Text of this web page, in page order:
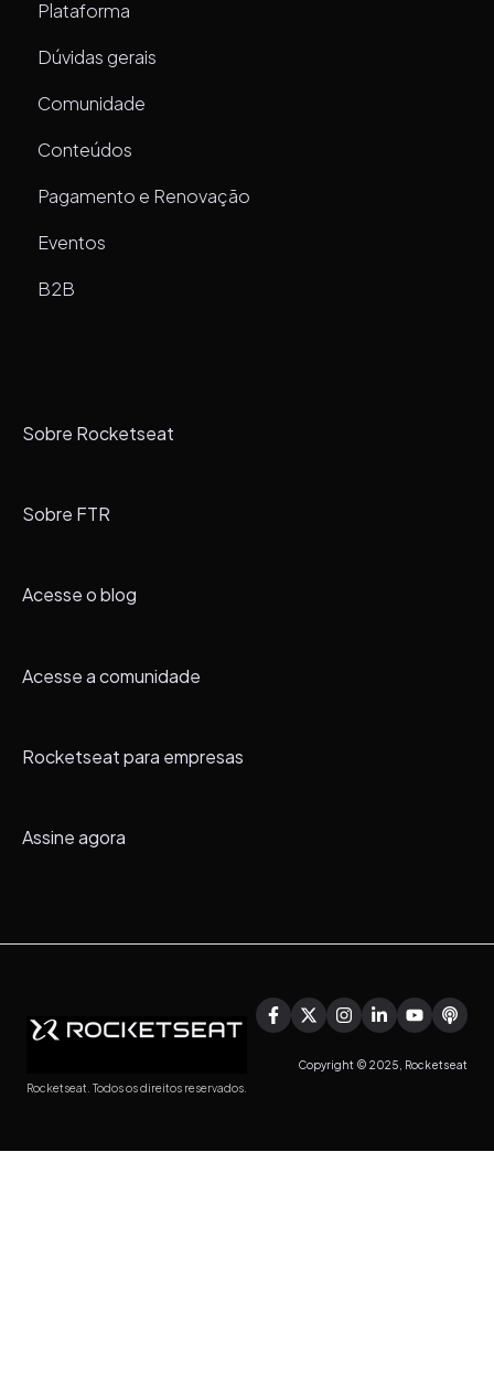
Plataforma
Dúvidas gerais
Comunidade
Conteúdos
Pagamento e Renovação
Eventos
B2B
Sobre Rocketseat
Sobre FTR
Acesse o blog
Acesse a comunidade
Rocketseat para empresas
Assine agora
Rocketseat. Todos os direitos reservados.
Copyright © 2025, Rocketseat